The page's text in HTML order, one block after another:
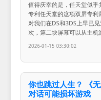
值得庆幸的是，任天堂似
专利任天堂的这项双屏专
对我们在DS和3DS上早已
次，第二块屏幕可以从主机
2026-01-15 03:30:02
你也跳过人生？ 《
对话可能损坏游戏